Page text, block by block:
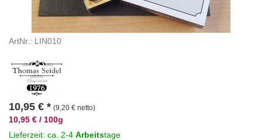
ArtNr.: LIN010
10,95 € * (9,20 € netto)
10,95 € / 100g
Lieferzeit: ca. 2-4 Arbeitstage